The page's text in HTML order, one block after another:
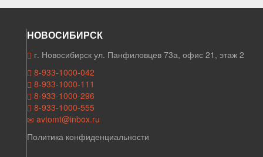
НОВОСИБИРСК
г. Новосибирск ул. Панфиловцев 73а, офис 21, этаж 2
8-933-1000-042
8-933-1000-111
8-933-1000-296
8-933-1000-555
avtomt@inbox.ru
Политика конфиденциальности